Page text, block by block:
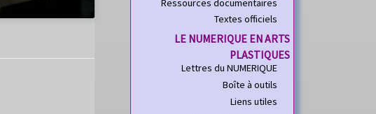
Textes officiels
LE NUMERIQUE EN ARTS
PLASTIQUES
Lettres du NUMERIQUE
Boîte à outils
Liens utiles